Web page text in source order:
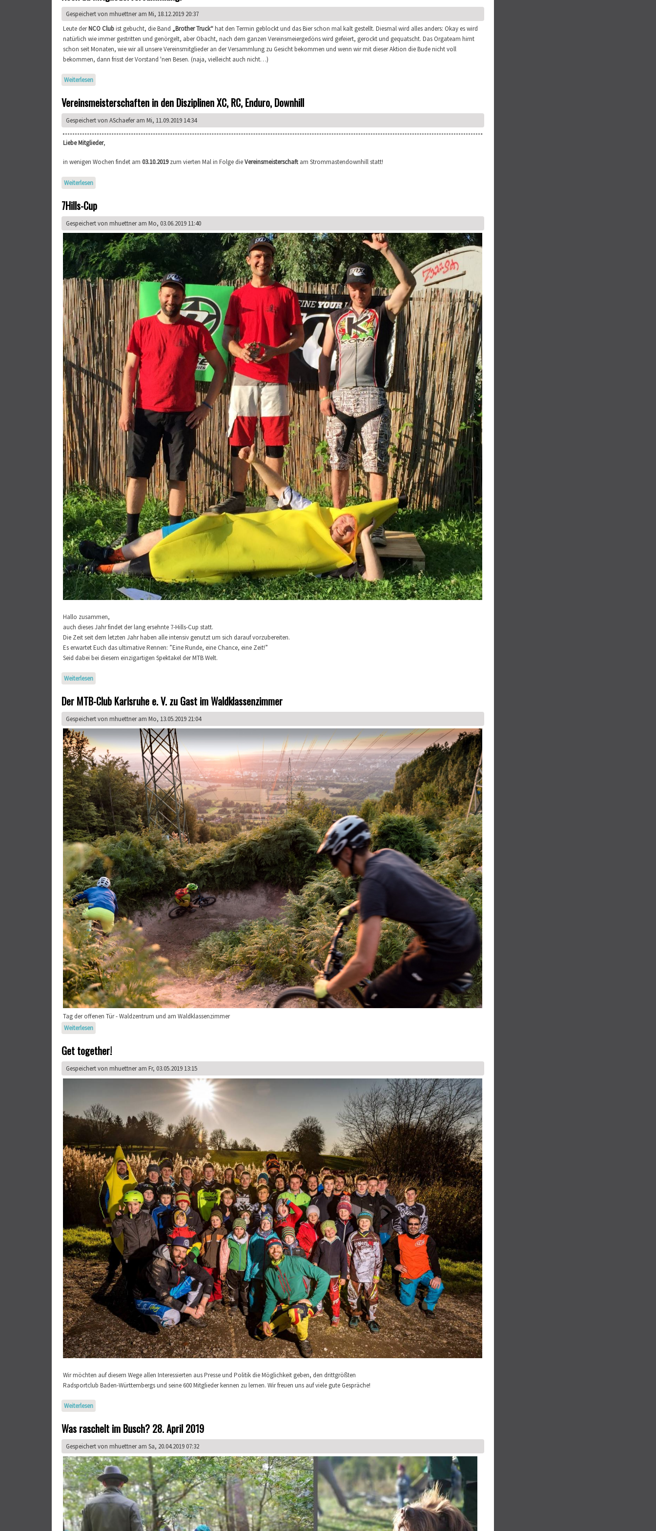
Gespeichert von mhuettneram Mi, 18.12.2019 20:37
Leute derNCO Clubist gebucht, die Band „Brother Truck“hat den Termin geblockt und das Bier schon mal kalt gestellt. Diesmal wird alles anders: Okay es wird
natürlich wie immer gestritten und genörgelt, aber Obacht, nach dem ganzen Vereinsmeiergedöns wird gefeiert, gerockt und gequatscht. Das Orgateam hirnt
schon seit Monaten, wie wir all unsere Vereinsmitglieder an der Versammlung zu Gesicht bekommen und wenn wir mit dieser Aktion die Bude nicht voll
bekommen, dann frisst der Vorstand 'nen Besen. (naja, vielleicht auch nicht…)
Weiterlesen
Vereinsmeisterschaften in den Disziplinen XC, RC, Enduro, Downhill
Gespeichert von ASchaeferam Mi, 11.09.2019 14:34
Liebe Mitglieder,
in wenigen Wochen findet am 03.10.2019zum vierten Mal in Folge dieVereinsmeisterschaft am Strommastendownhill statt!
Weiterlesen
7Hills-Cup
Gespeichert von mhuettneram Mo, 03.06.2019 11:40
Hallo zusammen,
auch dieses Jahr findet der lang ersehnte 7-Hills-Cup statt.
Die Zeit seit dem letzten Jahr haben alle intensiv genutzt um sich darauf vorzubereiten.
Es erwartet Euch das ultimative Rennen: ”Eine Runde, eine Chance, eine Zeit!”
Seid dabei bei diesem einzigartigen Spektakel der MTB Welt.
Weiterlesen
Der MTB-Club Karlsruhe e. V. zu Gast im Waldklassenzimmer
Gespeichert von mhuettneram Mo, 13.05.2019 21:04
Tag der offenen Tür - Waldzentrum und am Waldklassenzimmer
Weiterlesen
Get together!
Gespeichert von mhuettneram Fr, 03.05.2019 13:15
Wir möchten auf diesem Wege allen Interessierten aus Presse und Politik die Möglichkeit geben, den drittgrößten
Radsportclub Baden-Württembergs und seine 600 Mitglieder kennen zu lernen. Wir freuen uns auf viele gute Gespräche!
Weiterlesen
Was raschelt im Busch? 28. April 2019
Gespeichert von mhuettneram Sa, 20.04.2019 07:32